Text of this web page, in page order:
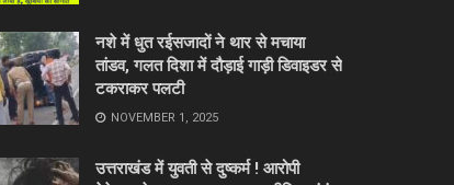
नशे में धुत रईसजादों ने थार से मचाया
तांडव, गलत दिशा में दौड़ाई गाड़ी डिवाइडर से
टकराकर पलटी
NOVEMBER 1, 2025
उत्तराखंड में युवती से दुष्कर्म ! आरोपी